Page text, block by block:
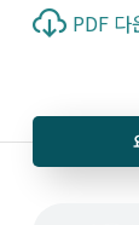
PDF 다